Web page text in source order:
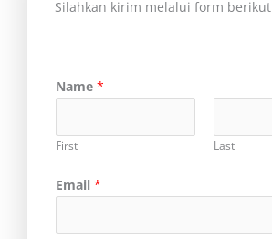
Silahkan kirim melalui form
Name *
First Last
Email *